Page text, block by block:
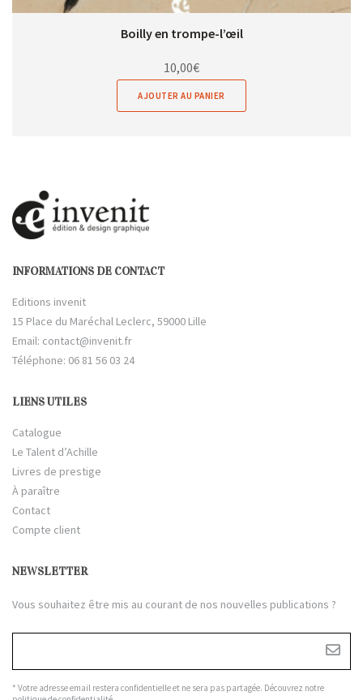
Boilly en trompe-l’œil
10,00€
AJOUTER AU PANIER
INFORMATIONS DE CONTACT
Editions invenit
15 Place du Maréchal Leclerc, 59000 Lille
Email: contact@invenit.fr
Téléphone: 06 81 56 03 24
LIENS UTILES
Catalogue
Le Talent d’Achille
Livres de prestige
À paraître
Contact
Compte client
NEWSLETTER
Vous souhaitez être mis au courant de nos nouvelles publications ?
* Votre adresse email restera confidentielle et ne sera pas partagée. Découvrez notre